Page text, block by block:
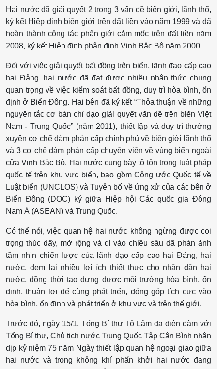
Hai nước đã giải quyết 2 trong 3 vấn đề biên giới, lãnh thổ,
ký kết Hiệp định biên giới trên đất liền vào năm 1999 và đã
hoàn thành công tác phân giới cắm mốc trên đất liền năm
2008, ký kết Hiệp định phân định Vịnh Bắc Bộ năm 2000.
Đối với việc giải quyết bất đồng trên biển, lãnh đạo cấp cao
hai Ðảng, hai nước đã đạt được nhiều nhận thức chung
quan trọng về việc kiểm soát bất đồng, duy trì hòa bình, ổn
định ở Biển Ðông. Hai bên đã ký kết “Thỏa thuận về những
nguyên tắc cơ bản chỉ đạo giải quyết vấn đề trên biển Việt
Nam - Trung Quốc” (năm 2011), thiết lập và duy trì thường
xuyên cơ chế đàm phán cấp chính phủ về biên giới lãnh thổ
và 3 cơ chế đàm phán cấp chuyên viên về vùng biển ngoài
cửa Vịnh Bắc Bộ. Hai nước cũng bày tỏ tôn trọng luật pháp
quốc tế trên khu vực biển, bao gồm Công ước Quốc tế về
Luật biển (UNCLOS) và Tuyên bố về ứng xử của các bên ở
Biển Ðông (DOC) ký giữa Hiệp hội Các quốc gia Đông
Nam Á (ASEAN) và Trung Quốc.
Có thể nói, việc quan hệ hai nước không ngừng được coi
trọng thúc đẩy, mở rộng và đi vào chiều sâu đã phản ánh
tầm nhìn chiến lược của lãnh đạo cấp cao hai Đảng, hai
nước, đem lại nhiều lợi ích thiết thực cho nhân dân hai
nước, đồng thời tạo dựng được môi trường hòa bình, ổn
định, thuận lợi để cùng phát triển, đóng góp tích cực vào
hòa bình, ổn định và phát triển ở khu vực và trên thế giới.
Trước đó, ngày 15/1, Tổng Bí thư Tô Lâm đã điện đàm với
Tổng Bí thư, Chủ tịch nước Trung Quốc Tập Cận Bình nhân
dịp kỷ niệm 75 năm Ngày thiết lập quan hệ ngoại giao giữa
hai nước và trong không khí phấn khởi hai nước đang